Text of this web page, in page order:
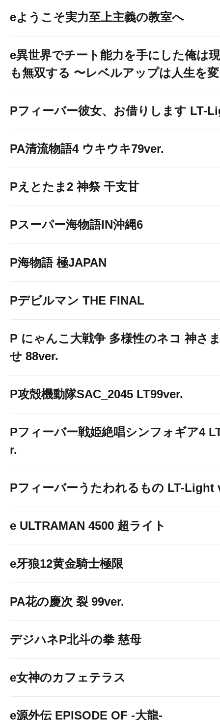
eようこそ実力至上主義の教室へ
e異世界でチート能力を手にした俺は
も無双する 〜レベルアップは人生を
Pフィーバー彼女、お借りします LT-
PA清流物語4 ウキウキ79ver.
Pえとたま2 神祭 干支甘
Pスーパー海物語IN沖縄6
P海物語 極JAPAN
Pデビルマン THE FINAL
P にゃんこ大戦争 多様性のネコ 神さ
せ 88ver.
P攻殻機動隊SAC_2045 LT99ver.
Pフィーバー戦姫絶唱シンフォギア4
r.
Pフィーバーうたわれるもの LT-Light
e ULTRAMAN 4500 超ライト
e牙狼12黄金騎士極限
PA花の慶次 裂 99ver.
デジハネP北斗の拳 慈母
e女神のカフェテラス
e源外伝 EPISODE OF -大龍-